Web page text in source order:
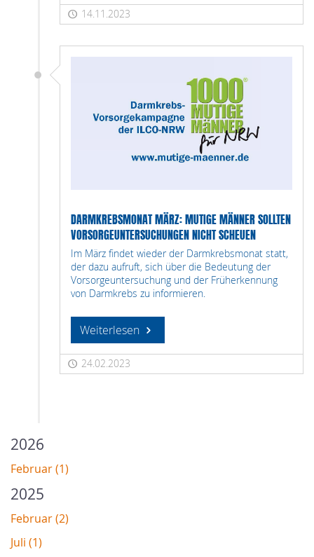
14.11.2023
DARMKREBSMONAT MÄRZ: MUTIGE MÄNNER SOLLTEN
VORSORGEUNTERSUCHUNGEN NICHT SCHEUEN
Im März findet wieder der Darmkrebsmonat statt,
der dazu aufruft, sich über die Bedeutung der
Vorsorgeuntersuchung und der Früherkennung
von Darmkrebs zu informieren.
Weiterlesen
24.02.2023
2026
Februar (1)
2025
Februar (2)
Juli (1)